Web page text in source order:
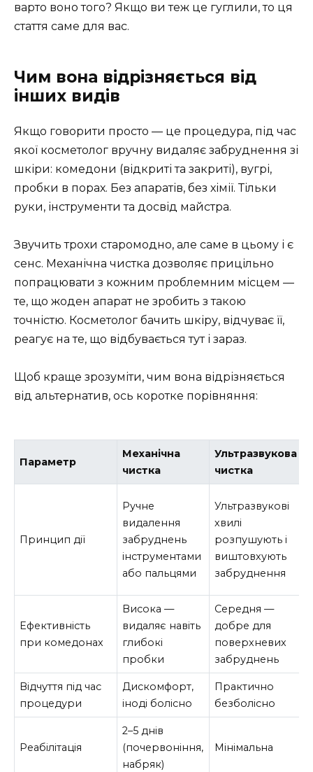
варто воно того? Якщо ви теж це гуглили, то ця
стаття саме для вас.
Чим вона відрізняється від
інших видів
Якщо говорити просто — це процедура, під час
якої косметолог вручну видаляє забруднення зі
шкіри: комедони (відкриті та закриті), вугрі,
пробки в порах. Без апаратів, без хімії. Тільки
руки, інструменти та досвід майстра.
Звучить трохи старомодно, але саме в цьому і є
сенс. Механічна чистка дозволяє прицільно
попрацювати з кожним проблемним місцем —
те, що жоден апарат не зробить з такою
точністю. Косметолог бачить шкіру, відчуває її,
реагує на те, що відбувається тут і зараз.
Щоб краще зрозуміти, чим вона відрізняється
від альтернатив, ось коротке порівняння:
Параметр
Механічна
чистка
Ультразвукова
чистка
Принцип дії
Ручне
видалення
забруднень
інструментами
або пальцями
Ультразвукові
хвилі
розпушують і
виштовхують
забруднення
Ефективність
при комедонах
Висока —
видаляє навіть
глибокі
пробки
Середня —
добре для
поверхневих
забруднень
Відчуття під час
процедури
Дискомфорт,
іноді болісно
Практично
безболісно
Реабілітація
2–5 днів
(почервоніння,
набряк)
Мінімальна